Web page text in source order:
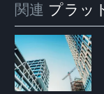
関連 プラッ